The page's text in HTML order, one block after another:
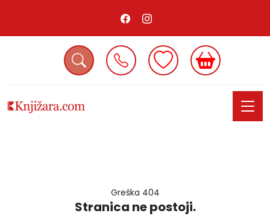
Greška 404
Stranica ne postoji.